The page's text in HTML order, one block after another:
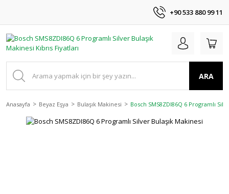
+90 533 880 99 11
ARA
Anasayfa Beyaz Eşya Bulaşık Makinesi Bosch SMS8ZDI86Q 6 Programlı